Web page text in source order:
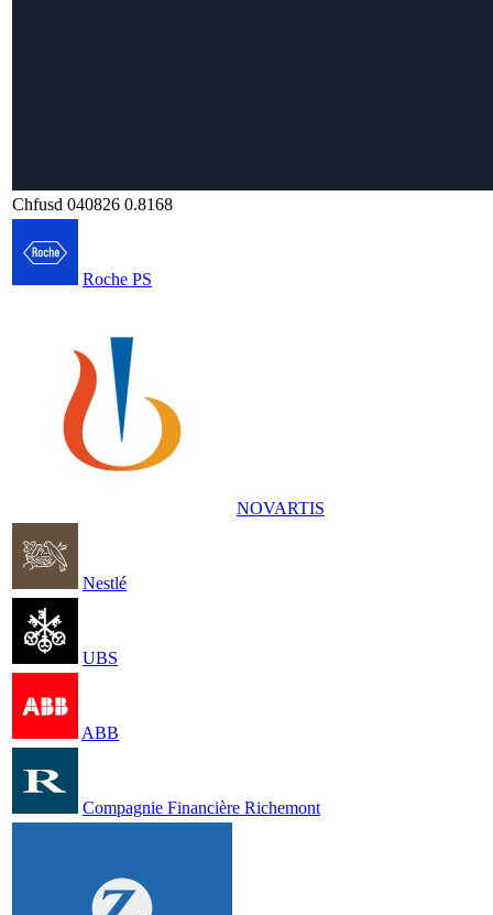
Chfusd 040826 0.8168
Roche PS
NOVARTIS
Nestlé
UBS
ABB
Compagnie Financière Richemont